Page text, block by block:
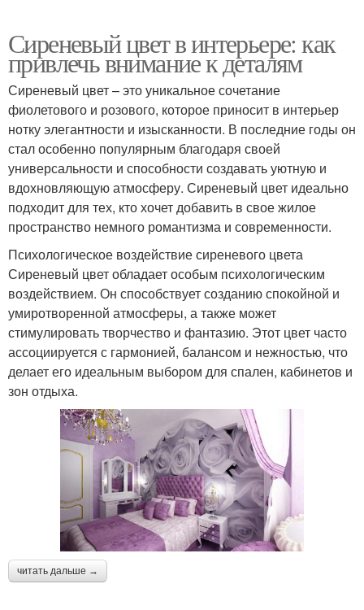
Сиреневый цвет в интерьере: как
привлечь внимание к деталям
Сиреневый цвет – это уникальное сочетание
фиолетового и розового, которое приносит в интерьер
нотку элегантности и изысканности. В последние годы он
стал особенно популярным благодаря своей
универсальности и способности создавать уютную и
вдохновляющую атмосферу. Сиреневый цвет идеально
подходит для тех, кто хочет добавить в свое жилое
пространство немного романтизма и современности.
Психологическое воздействие сиреневого цвета
Сиреневый цвет обладает особым психологическим
воздействием. Он способствует созданию спокойной и
умиротворенной атмосферы, а также может
стимулировать творчество и фантазию. Этот цвет часто
ассоциируется с гармонией, балансом и нежностью, что
делает его идеальным выбором для спален, кабинетов и
зон отдыха.
читать дальше →